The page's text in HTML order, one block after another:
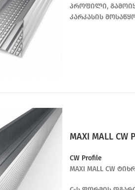
პროფილი,
კარკასის
MAXI MALL CW
CW Profile
MAXI MALL CW